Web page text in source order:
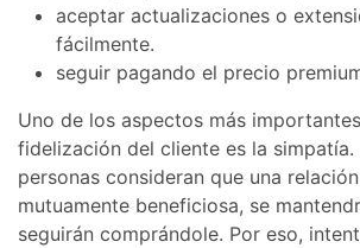
aceptar actualizaciones o
fácilmente.
seguir pagando el precio
Uno de los aspectos más
fidelización del cliente es la simpatía.
personas consideran que una
mutuamente beneficiosa, se
seguirán comprándole. Por eso,